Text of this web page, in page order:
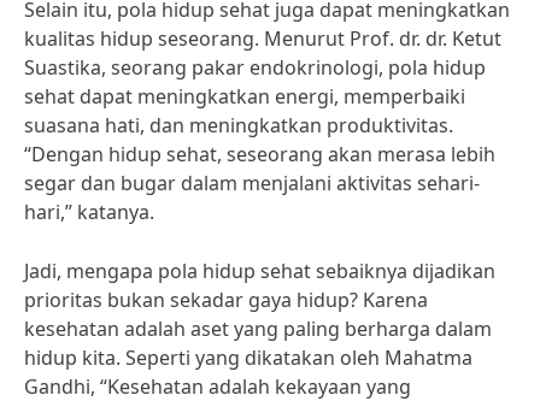
Selain itu, pola hidup sehat juga dapat meningkatkan
kualitas hidup seseorang. Menurut Prof. dr. dr. Ketut
Suastika, seorang pakar endokrinologi, pola hidup
sehat dapat meningkatkan energi, memperbaiki
suasana hati, dan meningkatkan produktivitas.
“Dengan hidup sehat, seseorang akan merasa lebih
segar dan bugar dalam menjalani aktivitas sehari-
hari,” katanya.
Jadi, mengapa pola hidup sehat sebaiknya dijadikan
prioritas bukan sekadar gaya hidup? Karena
kesehatan adalah aset yang paling berharga dalam
hidup kita. Seperti yang dikatakan oleh Mahatma
Gandhi, “Kesehatan adalah kekayaan yang